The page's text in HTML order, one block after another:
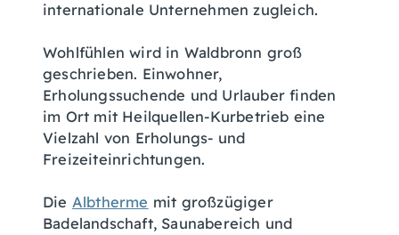
internationale Unternehmen zugleich.
Wohlfühlen wird in Waldbronn groß
geschrieben. Einwohner,
Erholungssuchende und Urlauber finden
im Ort mit Heilquellen-Kurbetrieb eine
Vielzahl von Erholungs- und
Freizeiteinrichtungen.
Die Albtherme mit großzügiger
Badelandschaft, Saunabereich und